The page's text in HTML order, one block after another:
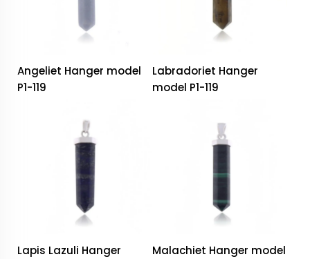
Angeliet Hanger model
P1-119
Labradoriet Hanger
model P1-119
Lapis Lazuli Hanger
Malachiet Hanger model